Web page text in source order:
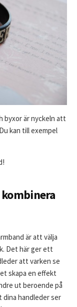
byxor är nyckeln att
kan till exempel
är att välja
Det här ger ett
att varken se
skapa en effekt
ut beroende på
dina handleder ser